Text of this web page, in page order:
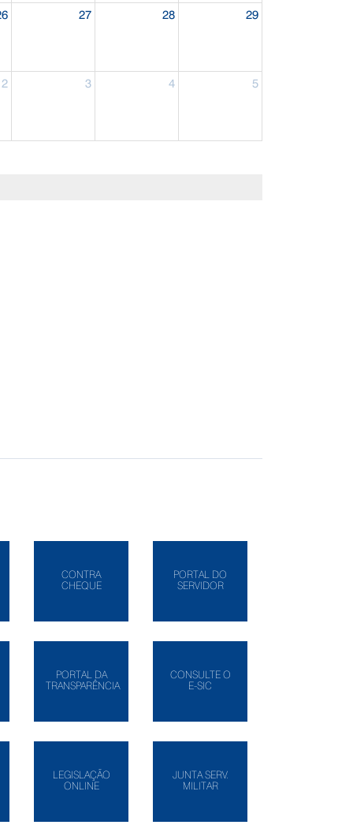
27 28 29
2 3 4 5
CONTRA
CHEQUE
PORTAL DO
SERVIDOR
PORTAL DA
TRANSPARÊNCIA
CONSULTE O
E-SIC
LEGISLAÇÃO
ONLINE
JUNTA SERV.
MILITAR